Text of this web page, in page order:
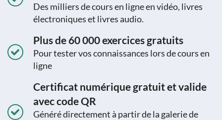
Des milliers de cours en ligne en vidéo, livres
électroniques et livres audio.
Plus de 60 000 exercices gratuits
Pour tester vos connaissances lors de cours en
ligne
Certificat numérique gratuit et valide
avec code QR
Généré directement à partir de la galerie de